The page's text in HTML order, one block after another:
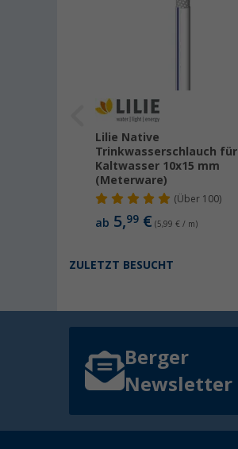
Lilie Native
Trinkwasserschlauch für
Kaltwasser 10x15 mm
(Meterware)
(Über 100)
ab 5,99 € (5,99 € / m)
ZULETZT BESUCHT
Berger
Newsletter